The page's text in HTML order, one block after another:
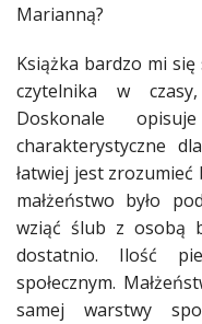
Marianną?
Książka bardzo mi się
czytelnika w
Doskonale
charakterystyczne
łatwiej jest
małżeństwo było
wziąćślub z osobą
dostatnio. Ilość
społecznym.
samej warstwy